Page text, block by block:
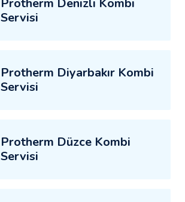
Servisi
Protherm Diyarbakır Kombi
Servisi
Protherm Düzce Kombi
Servisi